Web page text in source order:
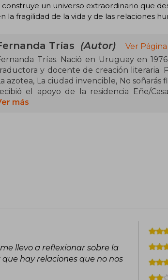
construye un universo extraordinario que
la fragilidad de la vida y de las relaciones
Trías (Autor)
Ver
Trías. Nació en Uruguay en
y docente de creación literaria.
azotea, La ciudad invencible, No
el apoyo de la residencia Eñe/
Nacional de Literatura (Uruguay,
más
llevo a reflexionar sobre la
hay relaciones que no nos